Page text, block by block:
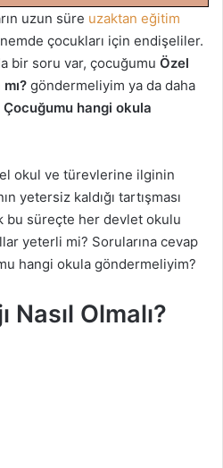
d
uzun süre uzaktan eğitim
çocukları için endişeliler.
bir soru var, çocuğumu Özel
göndermeliyim ya da daha
Çocuğumu hangi okula
okul ve türevlerine ilginin
yetersiz kaldığı tartışması
bu süreçte her devlet okulu
yeterli mi? Sorularına cevap
hangi okula göndermeliyim?
Nasıl Olmalı?